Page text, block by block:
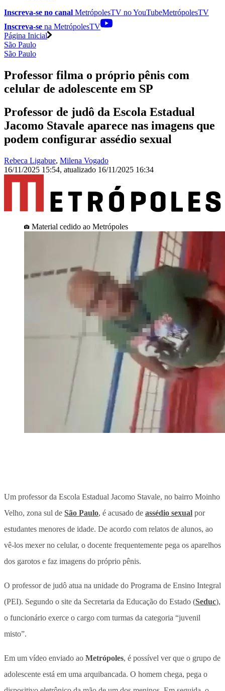
Inscreva-se no canal MetrópolesTV noYouTubeMetrópolesTV
Inscreva-se na MetrópolesTV
Página Inicial
São Paulo
São Paulo
Professor filma o próprio pênis com
celular de adolescente em SP
Professor de judô da Escola Estadual
Jacomo Stavale aparece nas imagens que
podem configurar assédio sexual
Rebeca Ligabue, Milena Vogado
16/11/2025 15:54, atualizado 16/11/2025 16:34
Material cedido ao Metrópoles
Um professor da Escola Estadual Jacomo Stavale, no bairro Moinho
Velho, zona sul de São Paulo, é acusado de assédio sexual por
estudantes menores de idade. De acordo com relatos de alunos, ao
vê-los mexer no celular, o docente frequentemente pega os aparelhos
dos garotos e faz imagens do próprio pênis.
O professor de judô atua na unidade do Programa de Ensino Integral
(PEI). Segundo o site da Secretaria da Educação do Estado (Seduc),
o funcionário exerce o cargo com turmas da categoria “juvenil
misto”.
Em um vídeo enviado ao Metrópoles, é possível ver que o grupo de
adolescente está em uma arquibancada. O homem chega, pega o